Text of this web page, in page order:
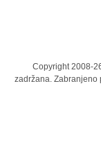
Copyright 2008-
zadržana. Zabranjeno